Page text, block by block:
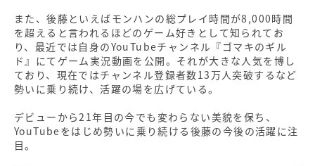
また、後藤といえばモンハンの総プレイ時間が8,000時間
を超えると言われるほどのゲーム好きとして知られてお
り、最近では自身のYouTubeチャンネル『ゴマキのギル
ド』にてゲーム実況動画を公開。それが大きな人気を博し
ており、現在ではチャンネル登録者数13万人突破するなど
勢いに乗り続け、活躍の場を広げている。
デビューから21年目の今でも変わらない美貌を保ち、
YouTubeをはじめ勢いに乗り続ける後藤の今後の活躍に注
目。